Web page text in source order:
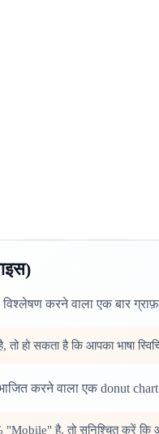
करने वाला एक बार
हो सकता है कि आपका भाषा
करने वाला एक donut
है, तो सुनिश्चित करें कि